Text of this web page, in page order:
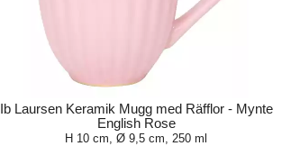
Ib Laursen Keramik Mugg med Räfflor - Mynte
English Rose
H 10 cm, Ø 9,5 cm, 250 ml